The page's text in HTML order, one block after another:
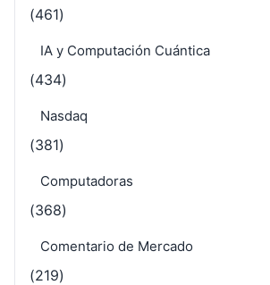
(461)
IA y Computación Cuántica
(434)
Nasdaq
(381)
Computadoras
(368)
Comentario de Mercado
(219)